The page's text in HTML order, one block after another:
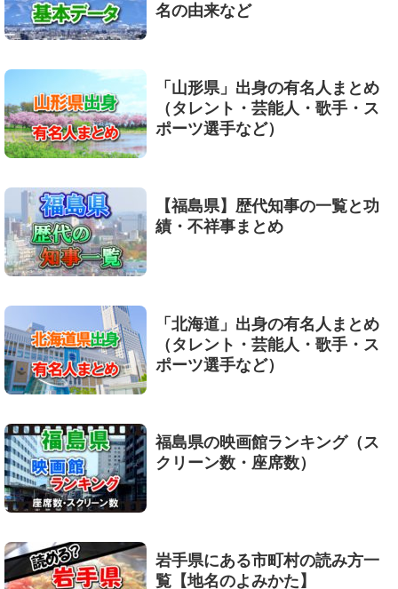
名の由来など
「山形県」出身の有名人まとめ
（タレント・芸能人・歌手・ス
ポーツ選手など）
【福島県】歴代知事の一覧と功
績・不祥事まとめ
「北海道」出身の有名人まとめ
（タレント・芸能人・歌手・ス
ポーツ選手など）
福島県の映画館ランキング（ス
クリーン数・座席数）
岩手県にある市町村の読み方一
覧【地名のよみかた】